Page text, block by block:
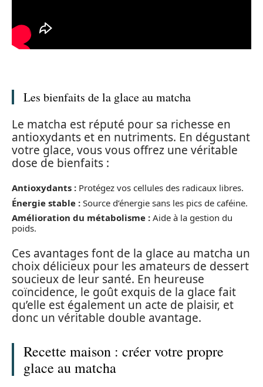
Les bienfaits de la glace au matcha
Le matcha est réputé pour sa richesse en
antioxydants et en nutriments. En dégustant
votre glace, vous vous offrez une véritable
dose de bienfaits :
Antioxydants : Protégez vos cellules des radicaux libres.
Énergie stable : Source d’énergie sans les pics de caféine.
Amélioration du métabolisme : Aide à la gestion du
poids.
Ces avantages font de la glace au matcha un
choix délicieux pour les amateurs de dessert
soucieux de leur santé. En heureuse
coïncidence, le goût exquis de la glace fait
qu’elle est également un acte de plaisir, et
donc un véritable double avantage.
Recette maison : créer votre propre
glace au matcha